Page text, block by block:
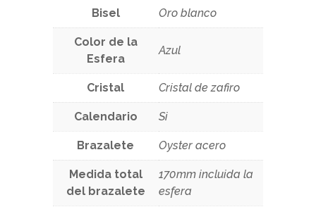
Bisel Oro blanco
Color de la
Esfera
Azul
Cristal Cristal de zafiro
Calendario Si
Brazalete Oyster acero
Medida total
del brazalete
170mm incluida la
esfera